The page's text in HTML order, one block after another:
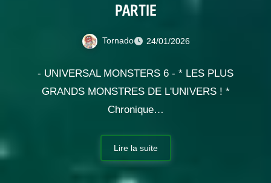
PARTIE
Tornado 24/01/2026
- UNIVERSAL MONSTERS 6 - * LES PLUS
GRANDS MONSTRES DE L'UNIVERS ! *
Chronique…
Lire la suite